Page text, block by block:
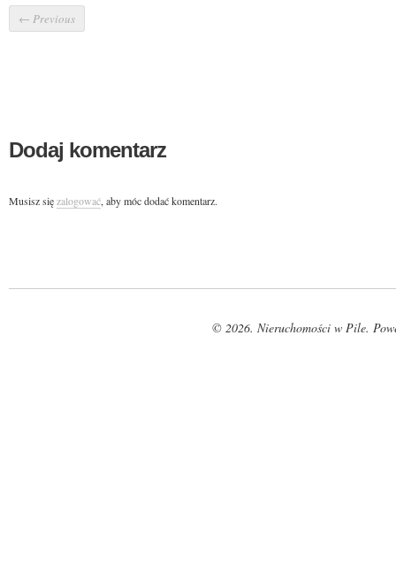
← Previous
Dodaj komentarz
Musisz sięzalogować, aby móc dodać komentarz.
© 2026. Nieruchomości w Pile.